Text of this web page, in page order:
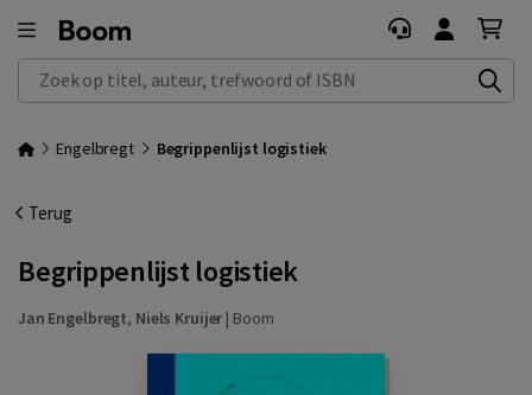
Zoek op titel, auteur, trefwoord of ISBN
Engelbregt Begrippenlijst logistiek
Terug
Begrippenlijst logistiek
Jan Engelbregt, Niels Kruijer | Boom